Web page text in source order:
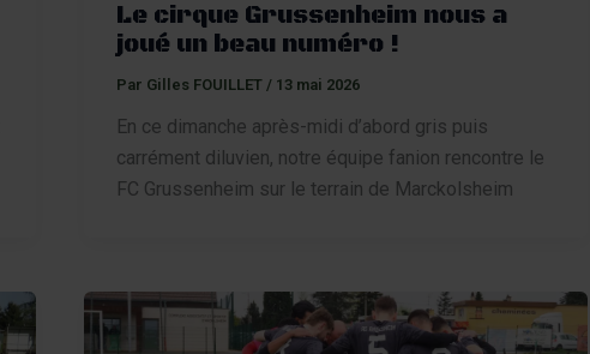
Le cirque Grussenheim nous a
joué un beau numéro !
Par Gilles FOUILLET / 13 mai 2026
En ce dimanche après-midi d’abord gris puis
carrément diluvien, notre équipe fanion rencontre le
FC Grussenheim sur le terrain de Marckolsheim